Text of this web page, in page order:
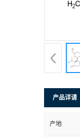
产品详请
产地